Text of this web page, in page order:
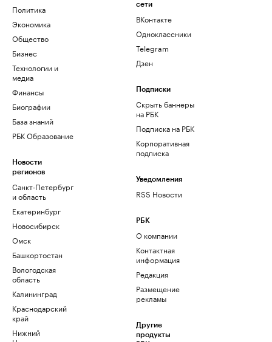
Политика
Экономика
Общество
Бизнес
Технологии и
медиа
Финансы
Биографии
База знаний
РБК Образование
Новости
регионов
Санкт-Петербург
и область
Екатеринбург
Новосибирск
Омск
Башкортостан
Вологодская
область
Калининград
Краснодарский
край
Нижний
сети
ВКонтакте
Одноклассники
Telegram
Дзен
Подписки
Скрыть баннеры
на РБК
Подписка на РБК
Корпоративная
подписка
Уведомления
RSS Новости
РБК
О компании
Контактная
информация
Редакция
Размещение
рекламы
Другие
продукты